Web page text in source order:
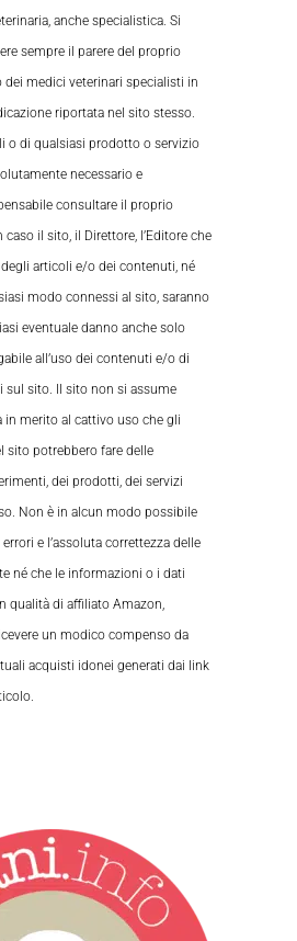
anche specialistica. Si
sempre il parere del proprio
medici veterinari specialisti in
riportata nel sito stesso.
o di qualsiasi prodotto o servizio
necessario e
consultare il proprio
il sito, il Direttore, l’Editore che
articoli e/o dei contenuti, né
modo connessi al sito, saranno
eventuale danno anche solo
all’uso dei contenuti e/o di
sul sito. Il sito non si assume
in merito al cattivo uso che gli
sito potrebbero fare delle
dei prodotti, dei servizi
Non è in alcun modo possibile
e l’assoluta correttezza delle
né che le informazioni o i dati
qualità di affiliato Amazon,
un modico compenso da
acquisti idonei generati dai link